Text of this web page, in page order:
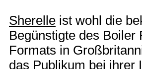
Sherelle ist wohl die
Begünstigte des Boiler
Formats in
das Publikum bei ihrer